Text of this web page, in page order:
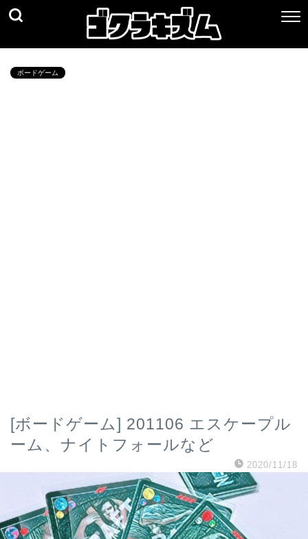
ボードゲーム
[ボードゲーム] 201106 エスケープル
ーム、ナイトフォールなど
2020/11/18